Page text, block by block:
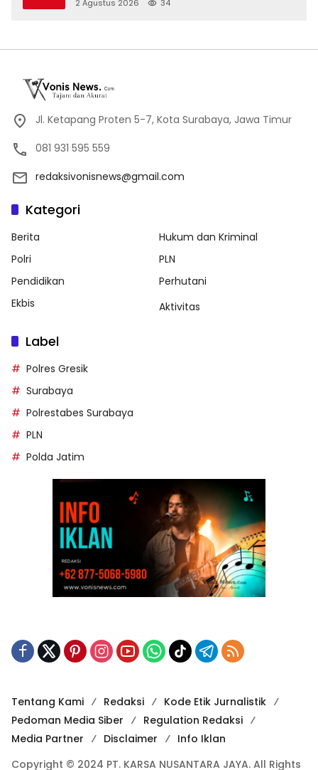
2 Agustus 2026 34
Jl. Ketapang Proten 5-7, Kota Surabaya, Jawa Timur
081 931 595 559
redaksivonisnews@gmail.com
Kategori
Berita
Hukum dan Kriminal
Polri
PLN
Pendidikan
Perhutani
Ekbis
Aktivitas
Label
Polres Gresik
Surabaya
Polrestabes Surabaya
PLN
Polda Jatim
Tentang Kami Redaksi
Kode Etik Jurnalistik
Pedoman Media Siber
Regulation Redaksi
Media Partner
Disclaimer
Info Iklan
Copyright © 2024 PT. KARSA NUSANTARA JAYA. All Rights